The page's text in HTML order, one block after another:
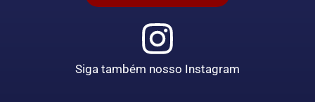
Siga também nosso Instagram